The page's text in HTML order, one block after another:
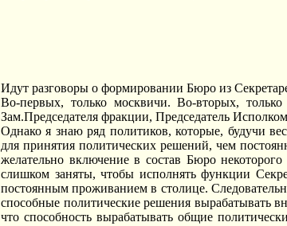
Идут разговоры о формировании Бюро из
Во-первых, только москвичи. Во-вторых,
Зам.Председателя фракции, Председатель
Однако я знаю ряд политиков, которые, будучи
для принятия политических решений, чем
желательно включение в состав Бюро
слишком заняты, чтобы исполнять функции
постоянным проживанием в столице.
способные политические решения вырабатывать
что способность вырабатывать общие